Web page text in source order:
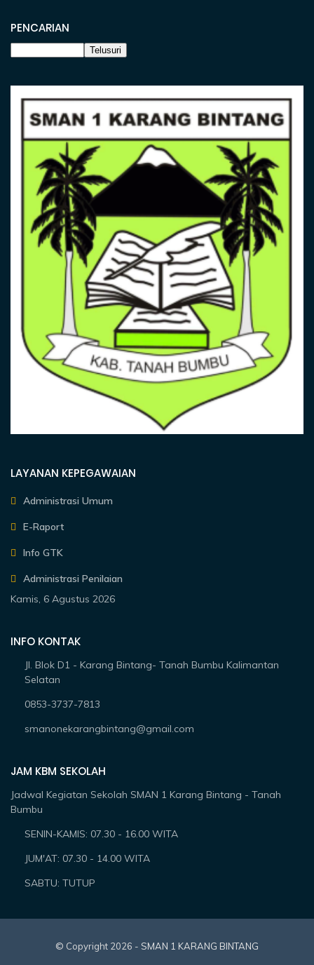
PENCARIAN
LAYANAN KEPEGAWAIAN
Administrasi Umum
E-Raport
Info GTK
Administrasi Penilaian
Kamis, 6 Agustus 2026
INFO KONTAK
Jl. Blok D1 - Karang Bintang- Tanah Bumbu Kalimantan
Selatan
0853-3737-7813
smanonekarangbintang@gmail.com
JAM KBM SEKOLAH
Jadwal Kegiatan Sekolah SMAN 1 Karang Bintang - Tanah
Bumbu
SENIN-KAMIS: 07.30 - 16.00 WITA
JUM'AT: 07.30 - 14.00 WITA
SABTU: TUTUP
© Copyright 2026 - SMAN 1 KARANG BINTANG